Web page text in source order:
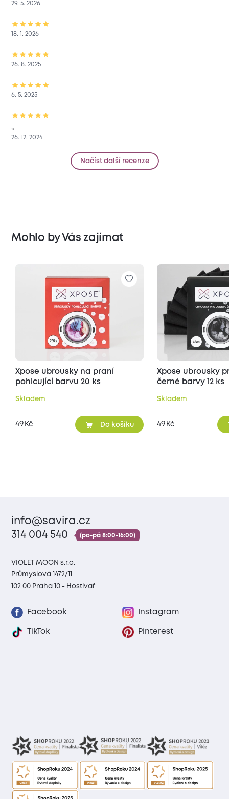
29. 5. 2026
18. 1. 2026
26. 8. 2025
6. 5. 2025
,,
26. 12. 2024
Načíst další recenze
Mohlo by Vás zajímat
Xpose ubrousky na praní
pohlcující barvu 20 ks
Skladem
49 Kč Do košíku
Xpose ubrousky
černé barvy 12 ks
Skladem
49 Kč
info@savira.cz
314 004 540
(po-pá 8:00-16:00)
VIOLET MOON s.r.o.
Průmyslová 1472/11
102 00 Praha 10 - Hostivař
Facebook Instagram
TikTok Pinterest